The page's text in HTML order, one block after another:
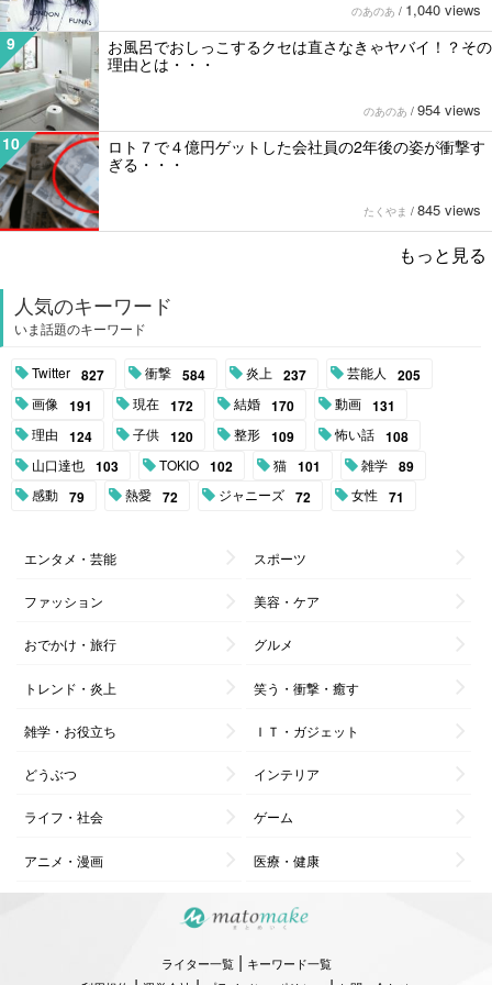
のあのあ / 1,040 views
9
お風呂でおしっこするクセは直さなきゃヤバイ！？その
理由とは・・・
のあのあ / 954 views
10
ロト７で４億円ゲットした会社員の2年後の姿が衝撃す
ぎる・・・
たくやま / 845 views
もっと見る
人気のキーワード
いま話題のキーワード
Twitter 827 衝撃 584 炎上 237 芸能人 205
画像 191 現在 172 結婚 170 動画 131
理由 124 子供 120 整形 109 怖い話 108
山口達也 103 TOKIO 102 猫 101 雑学 89
感動 79 熱愛 72 ジャニーズ 72 女性 71
エンタメ・芸能 スポーツ
ファッション 美容・ケア
おでかけ・旅行 グルメ
トレンド・炎上 笑う・衝撃・癒す
雑学・お役立ち ＩＴ・ガジェット
どうぶつ インテリア
ライフ・社会 ゲーム
アニメ・漫画 医療・健康
ライター一覧| キーワード一覧